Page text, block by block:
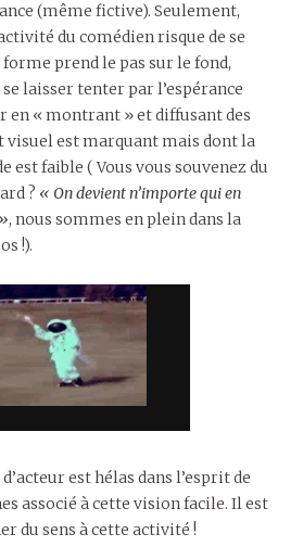
(même fictive). Seulement,
du comédien risque de se
prend le pas sur le fond,
laisser tenter par l’espérance
en « montrant » et diffusant des
visuel est marquant mais dont la
faible ( Vous vous souvenez du
? « On devient n’importe qui en
, nous sommes en plein dans la
!).
est hélas dans l’esprit de
associé à cette vision facile. Il est
du sens à cette activité !